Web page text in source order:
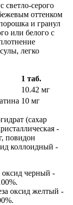
серого
оттенком
и гранул
или белого с
легко
1 таб.
10.42 мг
10 мг
(сахар
-
повидон
коллоидный -
оксид черный -
оксид желтый -